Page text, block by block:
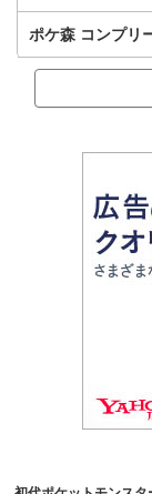
ポケ森 コンプリ